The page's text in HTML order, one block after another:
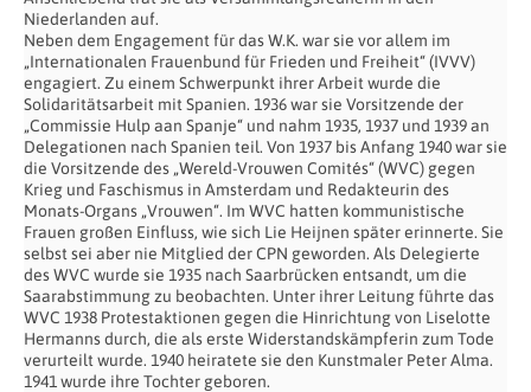
Niederlanden auf.
Neben dem Engagement für das W.K. war sie vor allem im
„Internationalen Frauenbund für Frieden und Freiheit“ (IVVV)
engagiert. Zu einem Schwerpunkt ihrer Arbeit wurde die
Solidaritätsarbeit mit Spanien. 1936 war sie Vorsitzende der
„Commissie Hulp aan Spanje“ und nahm 1935, 1937 und 1939 an
Delegationen nach Spanien teil. Von 1937 bis Anfang 1940 war sie
die Vorsitzende des „Wereld-Vrouwen Comités“ (WVC) gegen
Krieg und Faschismus in Amsterdam und Redakteurin des
Monats-Organs „Vrouwen“. Im WVC hatten kommunistische
Frauen großen Einfluss, wie sich Lie Heijnen später erinnerte. Sie
selbst sei aber nie Mitglied der CPN geworden. Als Delegierte
des WVC wurde sie 1935 nach Saarbrücken entsandt, um die
Saarabstimmung zu beobachten. Unter ihrer Leitung führte das
WVC 1938 Protestaktionen gegen die Hinrichtung von Liselotte
Hermanns durch, die als erste Widerstandskämpferin zum Tode
verurteilt wurde. 1940 heiratete sie den Kunstmaler Peter Alma.
1941 wurde ihre Tochter geboren.